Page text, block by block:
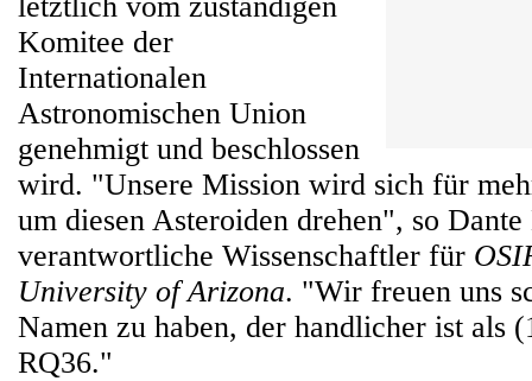
Komitee der
Internationalen
Astronomischen Union
genehmigt und beschlossen
wird. "Unsere Mission wird sich für
um diesen Asteroiden drehen", so
verantwortliche Wissenschaftler für
University of Arizona. "Wir freuen uns
Namen zu haben, der handlicher ist als
RQ36."